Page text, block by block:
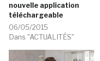
nouvelle application
téléchargeable
06/05/2015
Dans "ACTUALITÉS"